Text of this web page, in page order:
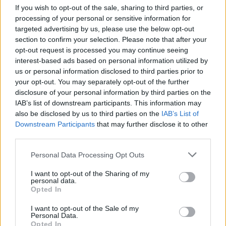
If you wish to opt-out of the sale, sharing to third parties, or
processing of your personal or sensitive information for
targeted advertising by us, please use the below opt-out
section to confirm your selection. Please note that after your
opt-out request is processed you may continue seeing
interest-based ads based on personal information utilized by
us or personal information disclosed to third parties prior to
your opt-out. You may separately opt-out of the further
disclosure of your personal information by third parties on the
IAB’s list of downstream participants. This information may
also be disclosed by us to third parties on the IAB’s List of
Downstream Participants that may further disclose it to other
Personal Data Processing Opt Outs
I want to opt-out of the Sharing of my
personal data.
Opted In
I want to opt-out of the Sale of my
Personal Data.
Opted In
Mbërrin në Shqipëri nga
Kolumbia “Kimisti” i
laboratorit të kokainës në
Frakull
Qytetarët mblidhen në
sheshin “Skënderbej” në
ditën e 68-të të protestës
kundër Ramës, kërkojnë
largimin e tij
Miri rrëfen si ka ndryshuar
daljes nga Big Brother
Katër pistoleta Glock u
gjetën në automjet, i
arrestuari në Sarandë: Më
thanë se ishin lodra